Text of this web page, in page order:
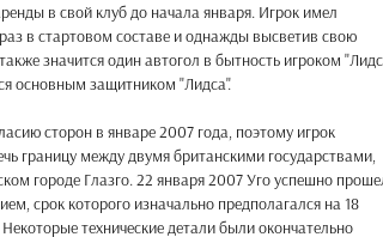
в свой клуб до начала января. Игрок имел
в стартовом составе и однажды высветив свою
значится один автогол в бытность игроком
основным защитником "Лидса".
сторон в январе 2007 года, поэтому игрок
границу между двумя британскими государствами,
городе Глазго. 22 января 2007 Уго успешно
срок которого изначально предполагался на 18
технические детали были окончательно